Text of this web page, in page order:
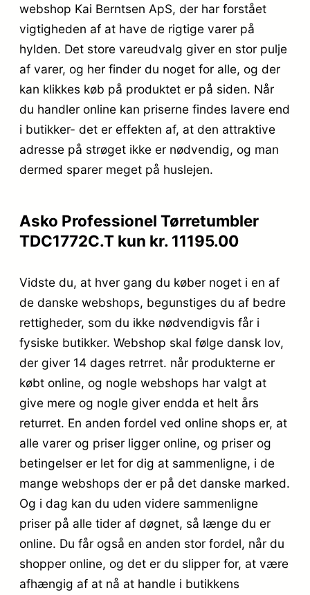
webshop Kai Berntsen ApS, der har forstået
vigtigheden af at have de rigtige varer på
hylden. Det store vareudvalg giver en stor pulje
af varer, og her finder du noget for alle, og der
kan klikkes køb på produktet er på siden. Når
du handler online kan priserne findes lavere end
i butikker- det er effekten af, at den attraktive
adresse på strøget ikke er nødvendig, og man
dermed sparer meget på huslejen.
Asko Professionel Tørretumbler
TDC1772C.T kun kr. 11195.00
Vidste du, at hver gang du køber noget i en af
de danske webshops, begunstiges du af bedre
rettigheder, som du ikke nødvendigvis får i
fysiske butikker. Webshop skal følge dansk lov,
der giver 14 dages retrret. når produkterne er
købt online, og nogle webshops har valgt at
give mere og nogle giver endda et helt års
returret. En anden fordel ved online shops er, at
alle varer og priser ligger online, og priser og
betingelser er let for dig at sammenligne, i de
mange webshops der er på det danske marked.
Og i dag kan du uden videre sammenligne
priser på alle tider af døgnet, så længe du er
online. Du får også en anden stor fordel, når du
shopper online, og det er du slipper for, at være
afhængig af at nå at handle i butikkens